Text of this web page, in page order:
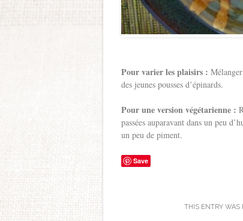
Pour varier les plaisirs :
des jeunes pousses d’épinards.
Pour une version végétarienne :
passées auparavant dans un peu
un peu de piment.
Save
THIS ENTRY WAS